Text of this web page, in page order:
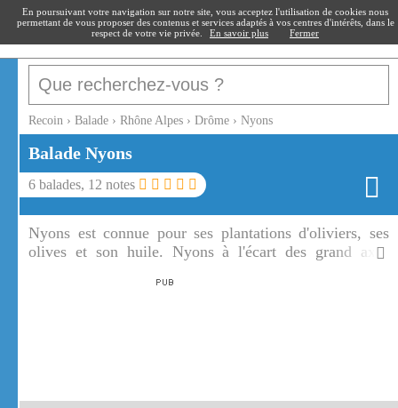
recoin.fr
Recoin › Balade › Rhône Alpes › Drôme › Nyons
Balade Nyons
6 balades, 12 notes
Nyons est connue pour ses plantations d'oliviers, ses
olives et son huile. Nyons à l'écart des grand axes
En poursuivant votre navigation sur notre site, vous acceptez l'utilisation de cookies nous
permettant de vous proposer des contenus et services adaptés à vos centres d'intérêts, dans le
respect de votre vie privée.
En savoir plus Fermer